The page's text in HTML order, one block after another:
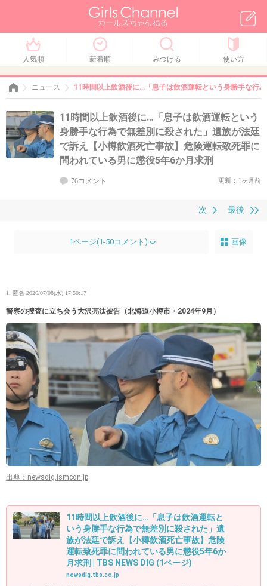
人気順 新着順 みつける 使い方
ニュース 11時間以上飲酒後に…「息子は飲酒運転という身勝手な行
11時間以上飲酒後に…「息子は飲酒運転という
身勝手な行為で無差別に殺された」遺族が法廷
で訴え【小樽飲酒死亡事故】危険運転致死罪に
問われている男に懲役5年6か月求刑
76コメント 更新：1ヶ月前
最後
次
1ページ(1-50コメント) 画像
1. 匿名 2026/07/08(水) 17:50:17
警察の捜査に立ち会う大沢亮汰被告（北海道小樽市・2024年9月）
出典：newsdig.ismcdn.jp
11時間以上飲酒後に…「息子は飲酒運転と
いう身勝手な行為で無差別に殺された」遺
族が法廷で訴え【小樽飲酒死亡事故】危険
運転致死罪に問われている男に懲役5年6か
月求刑 | TBS NEWS DIG (1ページ)
newsdig.tbs.co.jp